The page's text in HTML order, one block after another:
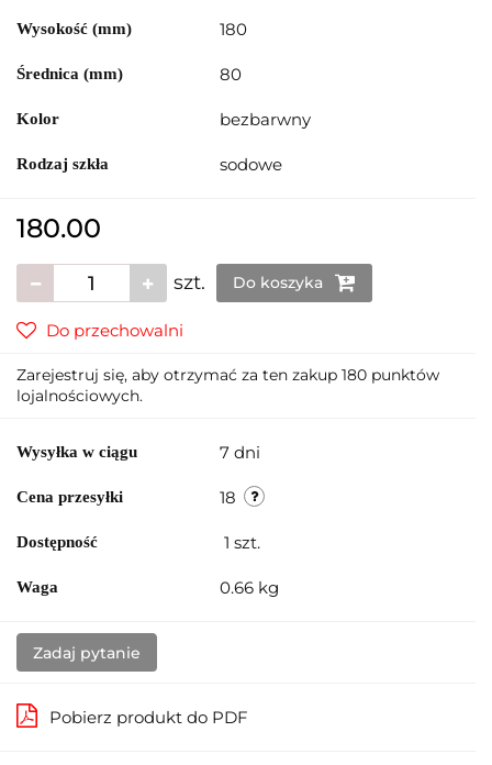
Wysokość (mm) 180
Średnica (mm) 80
Kolor bezbarwny
Rodzaj szkła sodowe
180.00
szt. Do koszyka
Do przechowalni
Zarejestruj się, aby otrzymać za ten zakup 180 punktów
lojalnościowych.
Wysyłka w ciągu 7 dni
Cena przesyłki 18
Dostępność 1 szt.
Waga 0.66 kg
Zadaj pytanie
Pobierz produkt do PDF